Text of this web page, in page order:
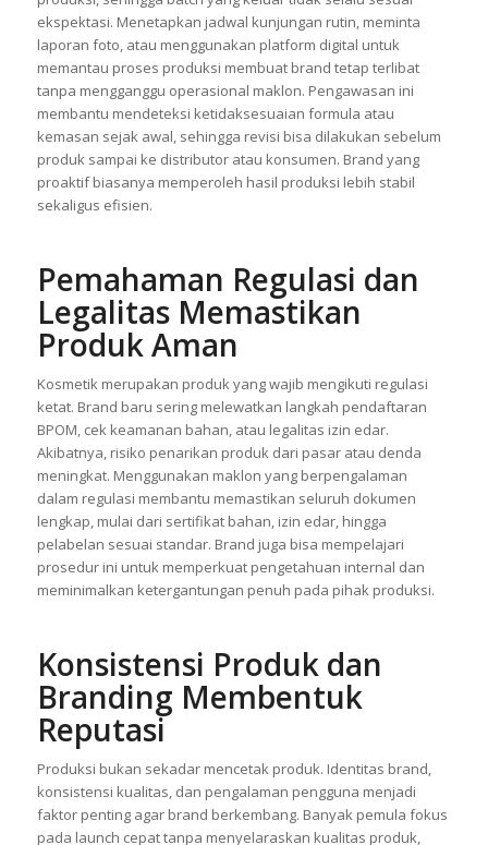
Mengandalkan maklon bukan berarti brand bisa pasif
sepenuhnya. Pemula sering menyepelekan pengawasan
produksi, sehingga batch yang keluar tidak selalu sesuai
ekspektasi. Menetapkan jadwal kunjungan rutin, meminta
laporan foto, atau menggunakan platform digital untuk
memantau proses produksi membuat brand tetap terlibat
tanpa mengganggu operasional maklon. Pengawasan ini
membantu mendeteksi ketidaksesuaian formula atau
kemasan sejak awal, sehingga revisi bisa dilakukan sebelum
sekaligus efisien.
Pemahaman Regulasi dan
Legalitas Memastikan
Produk Aman
Kosmetik merupakan produk yang wajib mengikuti regulasi
ketat. Brand baru sering melewatkan langkah pendaftaran
BPOM, cek keamanan bahan, atau legalitas izin edar.
Akibatnya, risiko penarikan produk dari pasar atau denda
meningkat. Menggunakan maklon yang berpengalaman
dalam regulasi membantu memastikan seluruh dokumen
lengkap, mulai dari sertifikat bahan, izin edar, hingga
meminimalkan ketergantungan penuh pada pihak produksi.
Konsistensi Produk dan
Branding Membentuk
Reputasi
Produksi bukan sekadar mencetak produk. Identitas brand,